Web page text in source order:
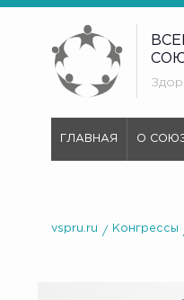
ГЛАВНАЯ О
vspru.ru Конгрессы